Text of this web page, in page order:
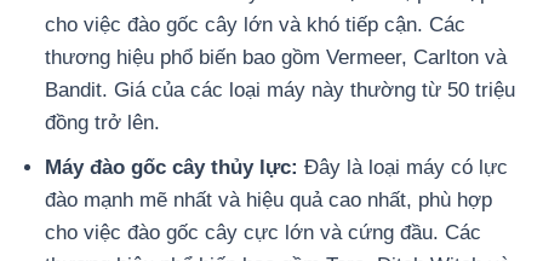
cho việc đào gốc cây lớn và khó tiếp cận. Các
thương hiệu phổ biến bao gồm Vermeer, Carlton và
Bandit. Giá của các loại máy này thường từ 50 triệu
đồng trở lên.
Máy đào gốc cây thủy lực: Đây là loại máy có lực
đào mạnh mẽ nhất và hiệu quả cao nhất, phù hợp
cho việc đào gốc cây cực lớn và cứng đầu. Các